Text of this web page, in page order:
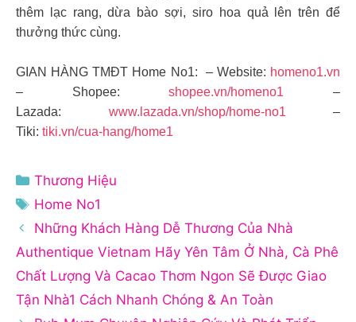
thêm lạc rang, dừa bào sợi, siro hoa quả lên trên để
thưởng thức cùng.
GIAN HÀNG TMĐT Home No1: – Website: homeno1.vn
– Shopee:shopee.vn/homeno1 –
Lazada: www.lazada.vn/shop/home-no1 –
Tiki: tiki.vn/cua-hang/home1
Danh
mục
Thương Hiệu
Thẻ
Home No1
Những Khách Hàng Dễ Thương Của Nhà
Authentique Vietnam Hãy Yên Tâm Ở Nhà, Cà Phê
Chất Lượng Và Cacao Thơm Ngon Sẽ Được Giao
Tận Nhà1 Cách Nhanh Chóng & An Toàn